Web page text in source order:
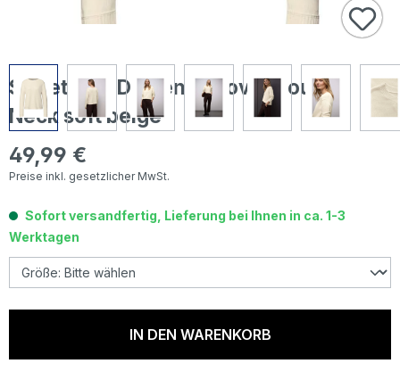
Street One Damen Pullover Round
Neck soft beige
Regulärer Preis:
49,99 €
Preise inkl. gesetzlicher MwSt.
Sofort versandfertig, Lieferung bei Ihnen in ca. 1-3
Werktagen
IN DEN WARENKORB